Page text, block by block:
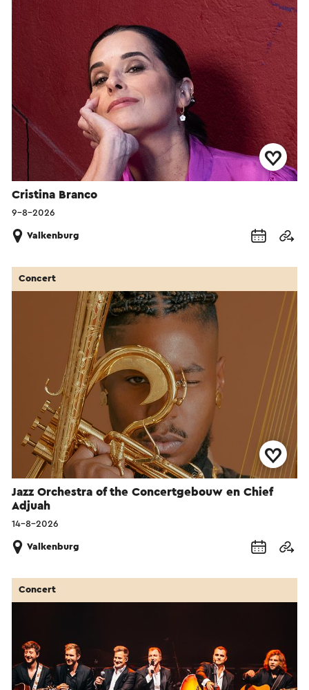
Cristina Branco
9-8-2026
Valkenburg
Jazz Orchestra of the Concertgebouw en Chief
Adjuah
Concert
14-8-2026
Valkenburg
Concert